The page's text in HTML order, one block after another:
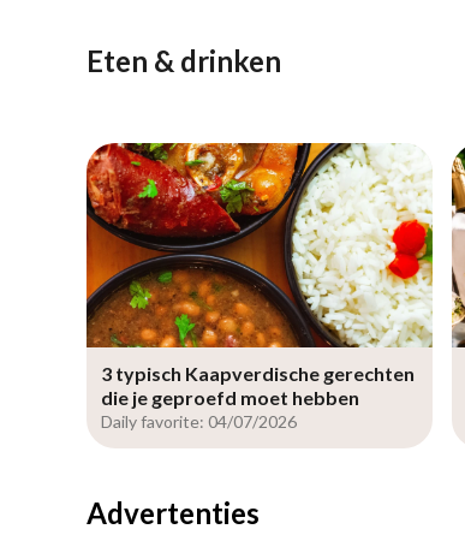
Eten & drinken
3 typisch Kaapverdische gerechten
die je geproefd moet hebben
Daily favorite: 04/07/2026
Advertenties